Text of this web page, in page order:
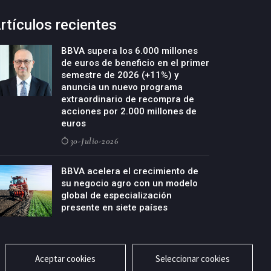
recientes
BBVA supera los 6.000 millones
de euros de beneficio en el primer
semestre de 2026 (+11%) y
anuncia un nuevo programa
extraordinario de recompra de
acciones por 2.000 millones de
euros
30-Julio-2026
BBVA acelera el crecimiento de
su negocio agro con un modelo
global de especialización
presente en siete países
Aceptar cookies Seleccionar cookies